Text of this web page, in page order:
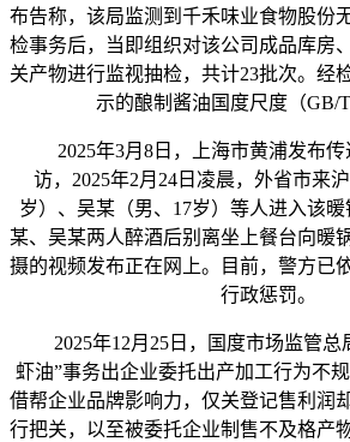
布告称，该局监测到千禾味业食物股份
检事务后，当即组织对该公司成品库房
关产物进行监视抽检，共计23批次。经
示的酿制酱油国度尺度（GB/T
2025年3月8日，上海市黄浦发布传
访，2025年2月24日凌晨，外省市来
岁）、吴某（男、17岁）等人进入该
某、吴某两人醉酒后别离坐上餐台向暖
摄的视频发布正在网上。目前，警方已
行政惩罚。
2025年12月25日，国度市场监管总
虾油”事务出企业委托出产加工行为不
借帮企业品牌影响力，仅关登记售利润
行把关，以至被委托企业制售不及格产